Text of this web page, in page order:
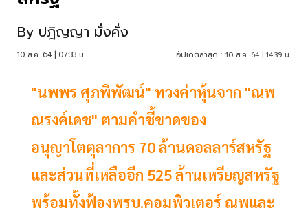
By ปฎิญญา มั่งคั่ง
10 ส.ค. 64 | 07:33 น. อัปเดตล่าสุด : 10 ส.ค. 64 | 14:39 น.
"นพพร ศุภพิพัฒน์" ทวงค่าหุ้นจาก "ณพ
ณรงค์เดช" ตามคำชี้ขาดของ
อนุญาโตตุลาการ 70 ล้านดอลลาร์สหรัฐ
และส่วนที่เหลืออีก 525 ล้านเหรียญสหรัฐ
พร้อมทั้งฟ้องพรบ.คอมพิวเตอร์ ณพและ